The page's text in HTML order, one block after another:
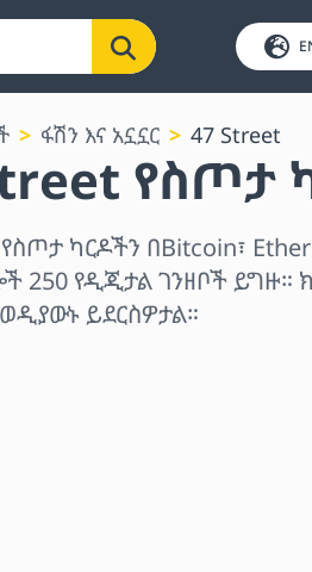
ፋሽን እና አኗኗር 47 Street
የስጦታ
ካርዶችን በBitcoin፣
250 የዲጂታል ገንዘቦች ይግዙ።
ይደርስዎታል።